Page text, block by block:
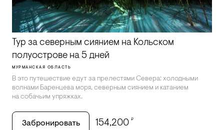
Тур за северным сиянием на Кольском
полуострове на 5 дней
МУРМАНСКАЯ ОБЛАСТЬ
В это путешествие едут за прелестями Севера: холодными
волнами Баренцева моря, северным сиянием и катанием
на собачьим упряжках.
Забронировать 154,200 ₽